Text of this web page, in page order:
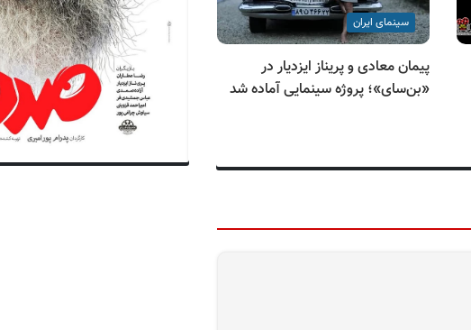
سینمای ایران
پیمان معادی و پریناز ایزدیار در
«بن‌سای»؛ پروژه سینمایی آماده شد
سینمای ایران
شروین حاجی‌پور با پریناز ایزدیار در
«بن سای» هم‌بازی می‌شود؟